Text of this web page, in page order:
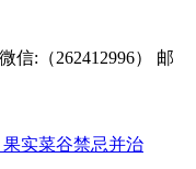
信:（262412996） 邮